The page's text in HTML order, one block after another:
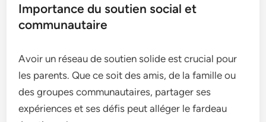
Importance du soutien social et
communautaire
Avoir un réseau de soutien solide est crucial pour
les parents. Que ce soit des amis, de la famille ou
des groupes communautaires, partager ses
expériences et ses défis peut alléger le fardeau